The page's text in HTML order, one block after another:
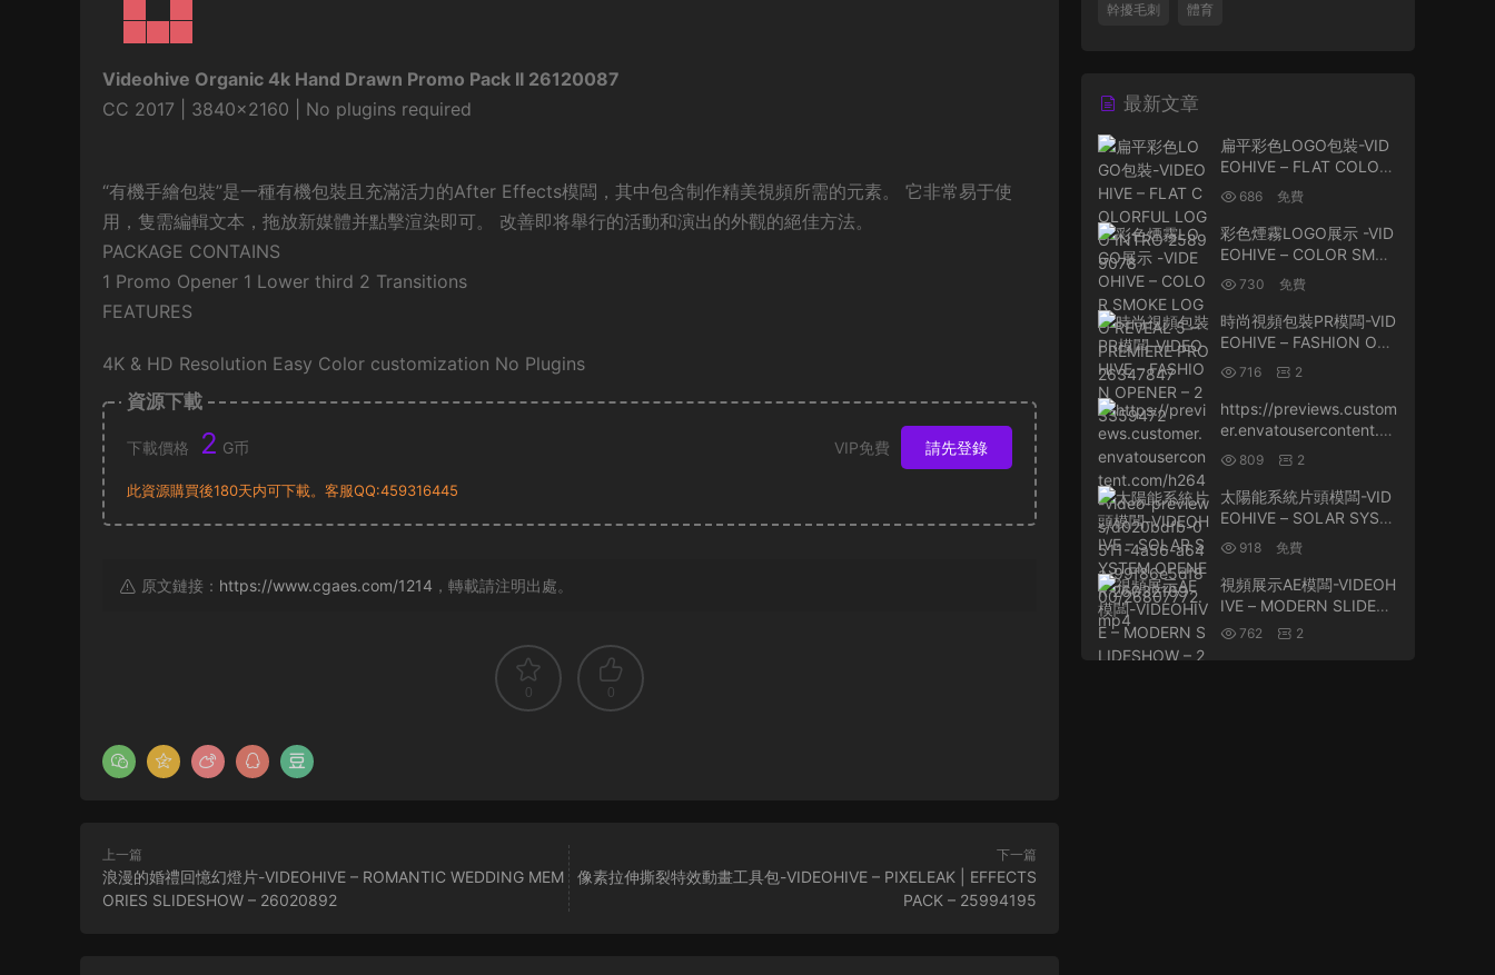
Videohive Organic 4k Hand Drawn Promo Pack II 26120087
CC 2017 | 3840×2160 | No plugins required
“有機手繪包裝”是一種有機包裝且充滿活力的After Effects模闆，其中包含制作精美視頻所需的元素。 它非常易于使
用，隻需編輯文本，拖放新媒體并點擊渲染即可。 改善即将舉行的活動和演出的外觀的絕佳方法。
PACKAGE CONTAINS
1 Promo Opener 1 Lower third 2 Transitions
FEATURES
4K & HD Resolution Easy Color customization No Plugins
資源下載
下載價格 2 G币 VIP免費 請先登錄
此資源購買後180天内可下載。客服QQ:459316445
原文鏈接： https://www.cgaes.com/1214 ，轉載請注明出處。
0 0
上一篇
浪漫的婚禮回憶幻燈片-VIDEOHIVE – ROMANTIC WEDDING MEM
ORIES SLIDESHOW – 26020892
下一篇
像素拉伸撕裂特效動畫工具包-VIDEOHIVE – PIXELEAK | EFFECTS
PACK – 25994195
幹擾毛刺 體育
最新文章
扁平彩色LOGO包裝-VID
EOHIVE – FLAT COLORF
UL LOGO INTRO 25899
078
686 免費
彩色煙霧LOGO展示 -VID
EOHIVE – COLOR SMOK
E LOGO REVEAL 5 – PR
EMIERE PRO 26347847
730 免費
時尚視頻包裝PR模闆-VID
EOHIVE – FASHION OPE
NER – 23359472
716 2
https://previews.custom
er.envatousercontent.co
m/h264-video-preview
s/d020bdfb-0511-4a56
-a64a-99f86e5df800/2
6807772.mp4
809 2
太陽能系統片頭模闆-VID
EOHIVE – SOLAR SYSTE
M OPENER 26032169
918 免費
視頻展示AE模闆-VIDEOH
IVE – MODERN SLIDESH
OW – 22969963
762 2